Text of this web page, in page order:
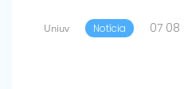
Uniuv Notícia 07 08